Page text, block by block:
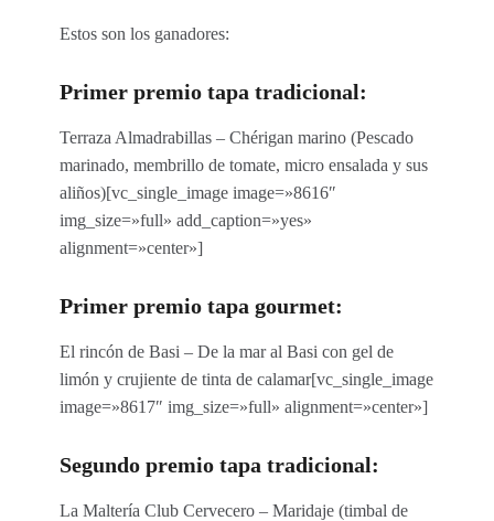
Estos son los ganadores:
Primer premio tapa tradicional:
Terraza Almadrabillas – Chérigan marino (Pescado
marinado, membrillo de tomate, micro ensalada y sus
aliños)[vc_single_image image=»8616″
img_size=»full» add_caption=»yes»
alignment=»center»]
Primer premio tapa gourmet:
El rincón de Basi – De la mar al Basi con gel de
limón y crujiente de tinta de calamar[vc_single_image
image=»8617″ img_size=»full» alignment=»center»]
Segundo premio tapa tradicional:
La Maltería Club Cervecero – Maridaje (timbal de